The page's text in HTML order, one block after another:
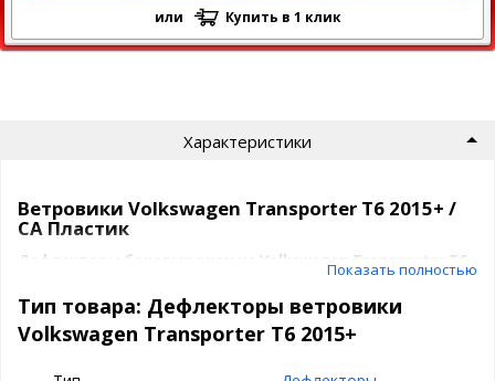
или Купить в 1 клик
Характеристики
Ветровики Volkswagen Transporter T6 2015+ /
СА Пластик
Дефлекторы боковых окон на Volkswagen Transporter T6
– это надежная защита от попадания осадков, воды и
загрязнений в салон автомобиля и солнечных лучей.
Преимущества дефлекторов окон:
Эффективная защита:
отводят воду, брызги и
Показать полностью
Тип товара: Дефлекторы ветровики
Volkswagen Transporter T6 2015+